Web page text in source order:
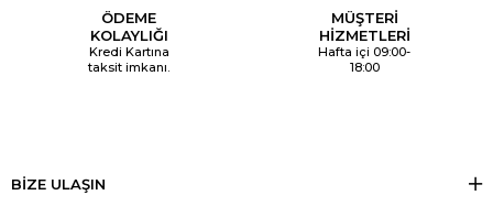
ÖDEME
KOLAYLIĞI
Kredi Kartına
taksit imkanı.
MÜŞTERİ
HİZMETLERİ
Hafta içi 09:00-
18:00
BİZE ULAŞIN